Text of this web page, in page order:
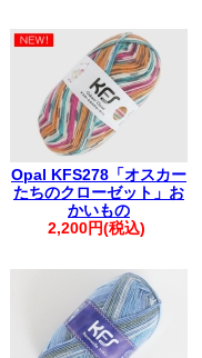
ご注文・お問
。.。:+* ゜ ゜
【ご注文に関
・ご登録の際
さい。
・ご注文後は
確認ください。
Opal KFS278「オスカー
たちのクローゼット」お
かいもの
2,200円(税込)